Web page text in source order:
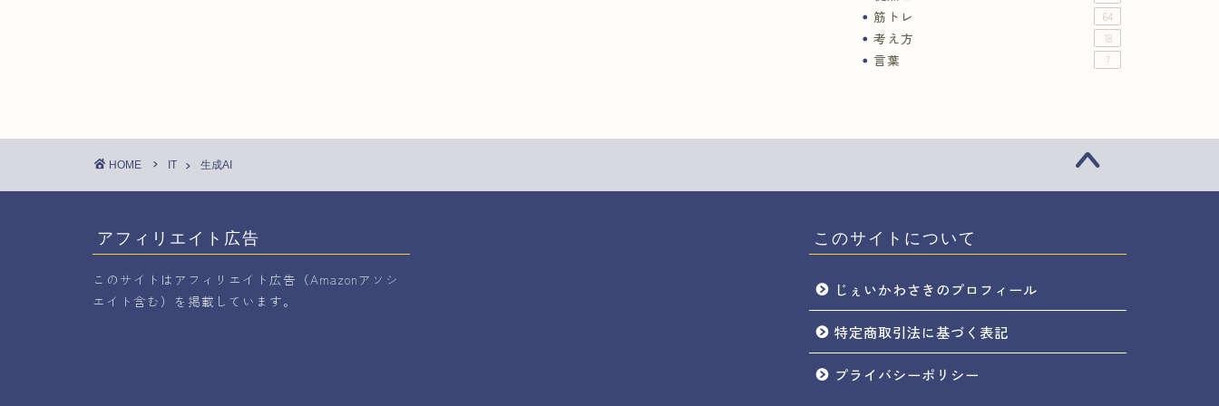
筋トレ 64
考え方 18
言葉 7
HOME IT 生成AI
アフィリエイト広告
このサイトはアフィリエイト広告（Amazonアソシ
エイト含む）を掲載しています。
このサイトについて
じぇいかわさきのプロフィール
特定商取引法に基づく表記
プライバシーポリシー